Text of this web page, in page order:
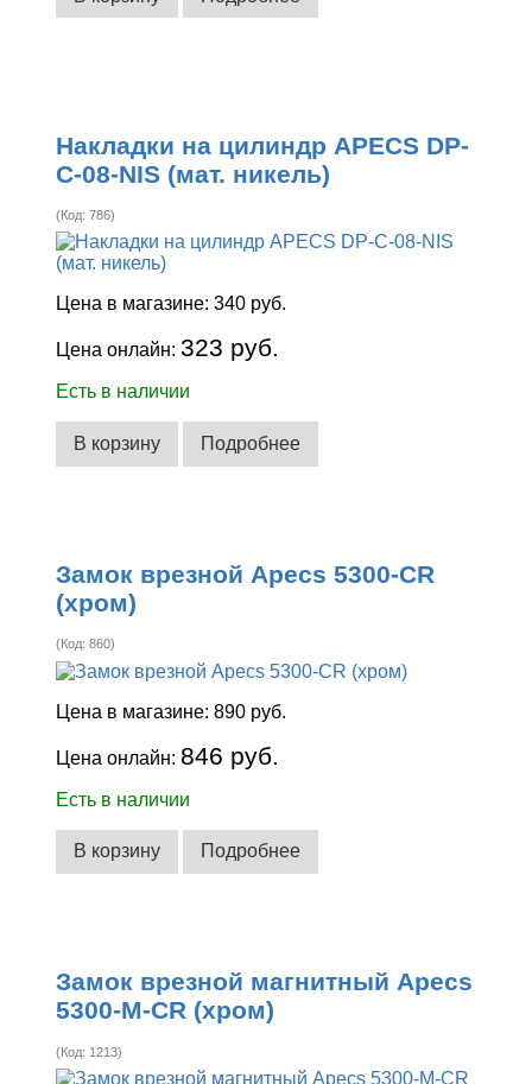
Накладки на цилиндр APECS DP-
C-08-NIS (мат. никель)
(Код:786)
Цена в магазине:340 руб.
Цена онлайн:323 руб.
Есть в наличии
В корзину Подробнее
Замок врезной Apecs 5300-CR
(хром)
(Код:860)
Цена в магазине:890 руб.
Цена онлайн: 846 руб.
Есть в наличии
В корзину Подробнее
Замок врезной магнитный Apecs
5300-M-CR (хром)
(Код: 1213)